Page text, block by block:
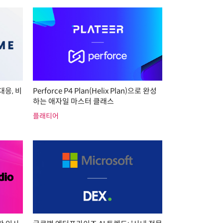
, 비
Perforce P4 Plan(Helix Plan)으로 완성
하는 애자일 마스터 클래스
플래티어